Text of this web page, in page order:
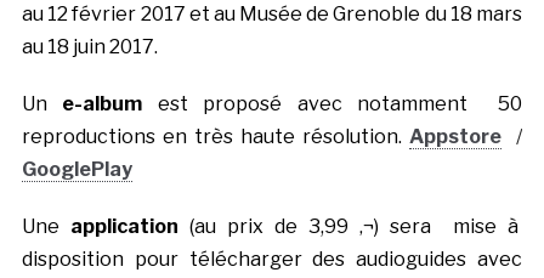
au 12 février 2017 et au Musée de Grenoble du 18 mars
au 18 juin 2017.
Un e-album est proposé avec notamment 50
reproductions en très haute résolution. Appstore /
GooglePlay
Une application (au prix de 3,99 ‚¬) sera mise à
disposition pour télécharger des audioguides avec